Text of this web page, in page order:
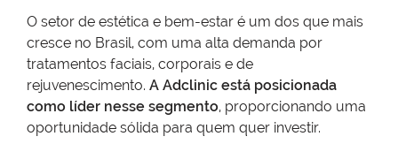
O setor de estética e bem-estar é um dos que mais
cresce no Brasil, com uma alta demanda por
tratamentos faciais, corporais e de
rejuvenescimento. A Adclinic está posicionada
como líder nesse segmento, proporcionando uma
oportunidade sólida para quem quer investir.